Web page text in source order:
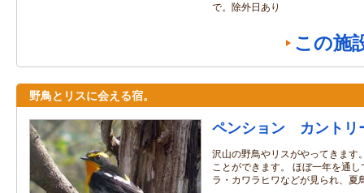
で。除外日あり
この施
野鳥とリスに会える宿。
ペンション カントリ
沢山の野鳥やリスがやってきます
ことができます。 ほぼ一年を通
ラ・カワラヒワなどが見られ、夏